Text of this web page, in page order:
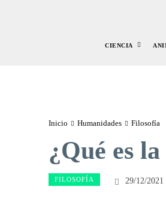
CIENCIA
Inicio Humanidades Filosofía
¿Qué es
FILOSOFÍA 29/12/2021